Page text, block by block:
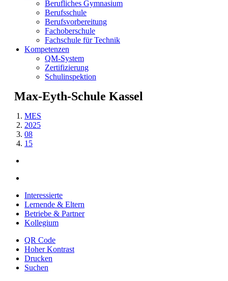
Berufliches Gymnasium
Berufsschule
Berufsvorbereitung
Fachoberschule
Fachschule für Technik
Kompetenzen
QM-System
Zertifizierung
Schulinspektion
Weiter
zum
Inhalt
Max-Eyth-Schule Kassel
MES
2025
08
15
Interessierte
Lernende & Eltern
Betriebe & Partner
Kollegium
QR Code
Hoher Kontrast
Drucken
Suchen